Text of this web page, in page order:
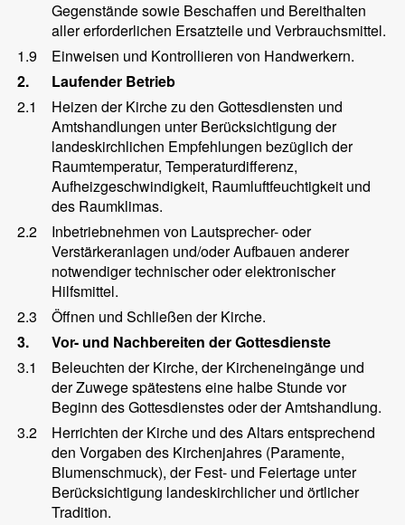
Gegenstände sowie Beschaffen und Bereithalten
aller erforderlichen Ersatzteile und Verbrauchsmittel.
1.9
Einweisen und Kontrollieren von Handwerkern.
2.
Laufender Betrieb
2.1
Heizen der Kirche zu den Gottesdiensten und
Amtshandlungen unter Berücksichtigung der
landeskirchlichen Empfehlungen bezüglich der
Raumtemperatur, Temperaturdifferenz,
Aufheizgeschwindigkeit, Raumluftfeuchtigkeit und
des Raumklimas.
2.2
Inbetriebnehmen von Lautsprecher- oder
Verstärkeranlagen und/oder Aufbauen anderer
notwendiger technischer oder elektronischer
Hilfsmittel.
2.3
Öffnen und Schließen der Kirche.
3.
Vor- und Nachbereiten der Gottesdienste
3.1
Beleuchten der Kirche, der Kircheneingänge und
der Zuwege spätestens eine halbe Stunde vor
Beginn des Gottesdienstes oder der Amtshandlung.
3.2
Herrichten der Kirche und des Altars entsprechend
den Vorgaben des Kirchenjahres (Paramente,
Blumenschmuck), der Fest- und Feiertage unter
Berücksichtigung landeskirchlicher und örtlicher
Tradition.